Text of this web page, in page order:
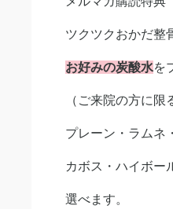
ツクツクおかだ整
お好みの炭酸水を
（ご来院の方に限
プレーン・ラムネ
カボス・ハイボー
選べます。